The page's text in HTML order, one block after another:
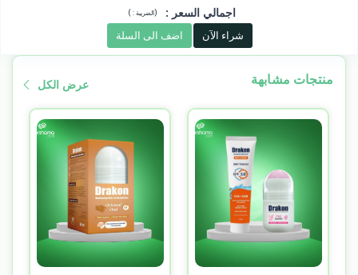
اجمالي السعر :
(الضريبة :)
شراء الآن اضف الى السلة
منتجات مشابهة عرض الكل